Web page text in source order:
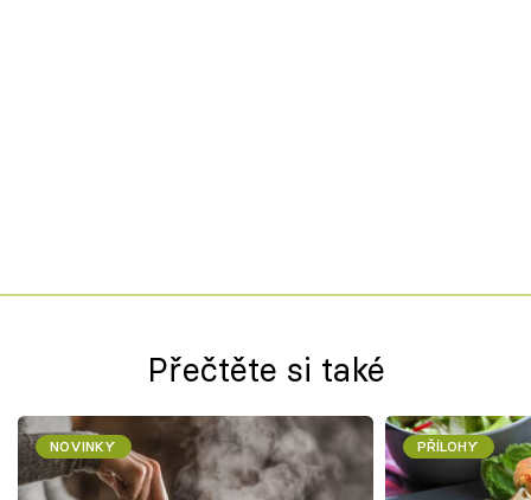
Přečtěte si také
NOVINKY PŘÍLOHY